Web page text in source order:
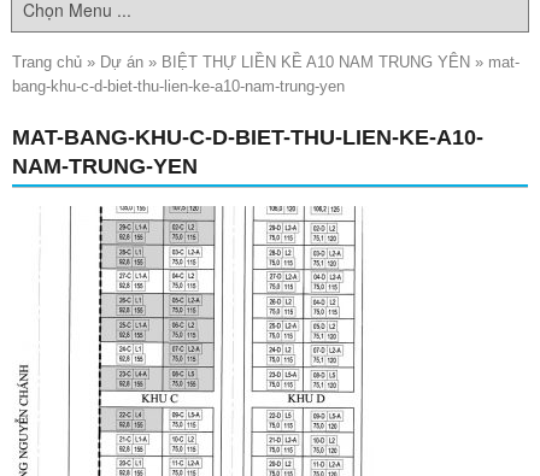
Trang chủ » Dự án » BIỆT THỰ LIỀN KỀ A10 NAM TRUNG YÊN » mat-
bang-khu-c-d-biet-thu-lien-ke-a10-nam-trung-yen
MAT-BANG-KHU-C-D-BIET-THU-LIEN-KE-A10-
NAM-TRUNG-YEN